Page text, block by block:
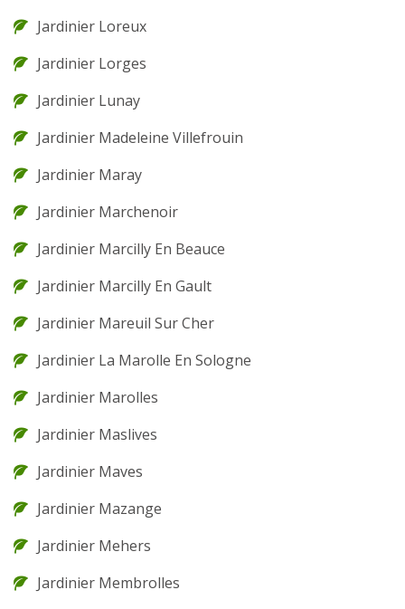
Jardinier Loreux
Jardinier Lorges
Jardinier Lunay
Jardinier Madeleine Villefrouin
Jardinier Maray
Jardinier Marchenoir
Jardinier Marcilly En Beauce
Jardinier Marcilly En Gault
Jardinier Mareuil Sur Cher
Jardinier La Marolle En Sologne
Jardinier Marolles
Jardinier Maslives
Jardinier Maves
Jardinier Mazange
Jardinier Mehers
Jardinier Membrolles